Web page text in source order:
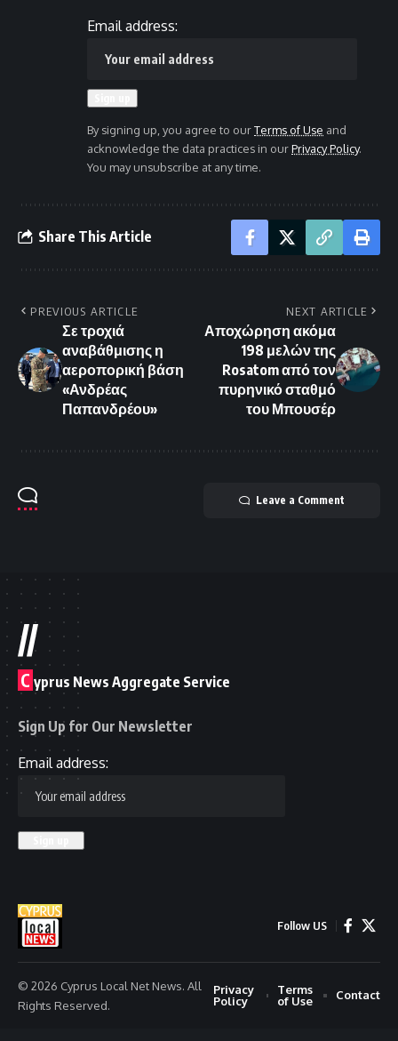
Email address:
By signing up, you agree to ourTerms of Use and
acknowledge the data practices in ourPrivacy Policy.
You may unsubscribe at any time.
Share This Article
PREVIOUS ARTICLE
Σε τροχιά
αναβάθμισης η
αεροπορική βάση
«Ανδρέας
Παπανδρέου»
NEXT ARTICLE
Αποχώρηση ακόμα
198 μελών της
Rosatom από τον
πυρηνικό σταθμό
του Μπουσέρ
Leave a Comment
//
C yprus News Aggregate Service
Sign Up for Our Newsletter
Email address:
Follow US
© 2026 Cyprus Local Net News. All
Rights Reserved.
Privacy
Policy
Terms
of Use
Contact